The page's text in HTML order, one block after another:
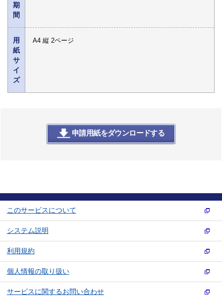
期
間
用
紙
サ
イ
ズ
A4 縦 2ページ
申請用紙をダウンロードする
このサービスについて
システム説明
利用規約
個人情報の取り扱い
サービスに関するお問い合わせ